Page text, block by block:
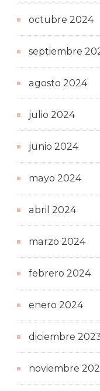
octubre 2024
septiembre
agosto 2024
julio 2024
junio 2024
mayo 2024
abril 2024
marzo 2024
febrero 2024
enero 2024
diciembre
noviembre